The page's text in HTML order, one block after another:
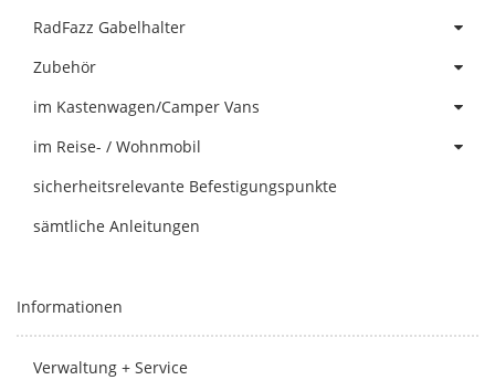
RadFazz Gabelhalter
Zubehör
im Kastenwagen/Camper Vans
im Reise- / Wohnmobil
sicherheitsrelevante Befestigungspunkte
sämtliche Anleitungen
Informationen
Verwaltung + Service